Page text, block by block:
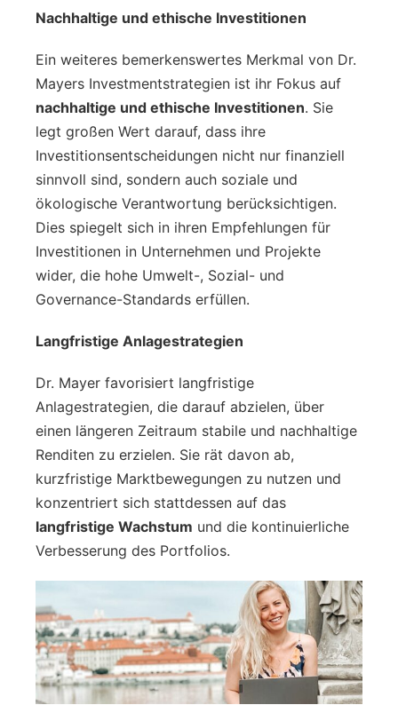
Nachhaltige und ethische Investitionen
Ein weiteres bemerkenswertes Merkmal von Dr.
Mayers Investmentstrategien ist ihr Fokus auf
nachhaltige und ethische Investitionen. Sie
legt großen Wert darauf, dass ihre
Investitionsentscheidungen nicht nur finanziell
sinnvoll sind, sondern auch soziale und
ökologische Verantwortung berücksichtigen.
Dies spiegelt sich in ihren Empfehlungen für
Investitionen in Unternehmen und Projekte
wider, die hohe Umwelt-, Sozial- und
Governance-Standards erfüllen.
Langfristige Anlagestrategien
Dr. Mayer favorisiert langfristige
Anlagestrategien, die darauf abzielen, über
einen längeren Zeitraum stabile und nachhaltige
Renditen zu erzielen. Sie rät davon ab,
kurzfristige Marktbewegungen zu nutzen und
konzentriert sich stattdessen auf das
langfristige Wachstum und die kontinuierliche
Verbesserung des Portfolios.